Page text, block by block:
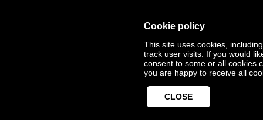
Cookie policy
This site uses cookies,
track user visits. If you would
consent to some or all cookies
you are happy to receive all
CLOSE